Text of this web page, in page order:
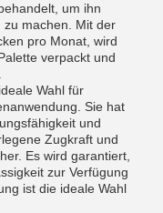
um ihn
machen. Mit der
pro Monat, wird
verpackt und
Wahl für
Sie hat
und
Zugkraft und
Es wird garantiert,
zur Verfügung
ist die ideale Wahl